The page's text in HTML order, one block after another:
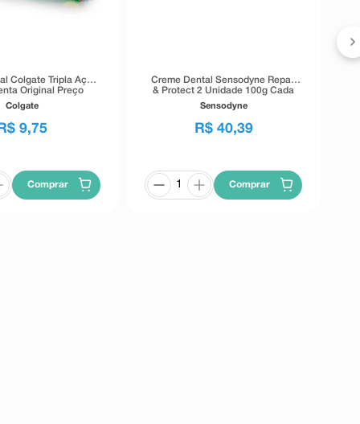
Colgate Tripla Ação
Original Preço
180g
Colgate
9,75
Comprar
Creme Dental Sensodyne Repair
& Protect 2 Unidade 100g Cada
Sensodyne
R$ 40,39
Comprar